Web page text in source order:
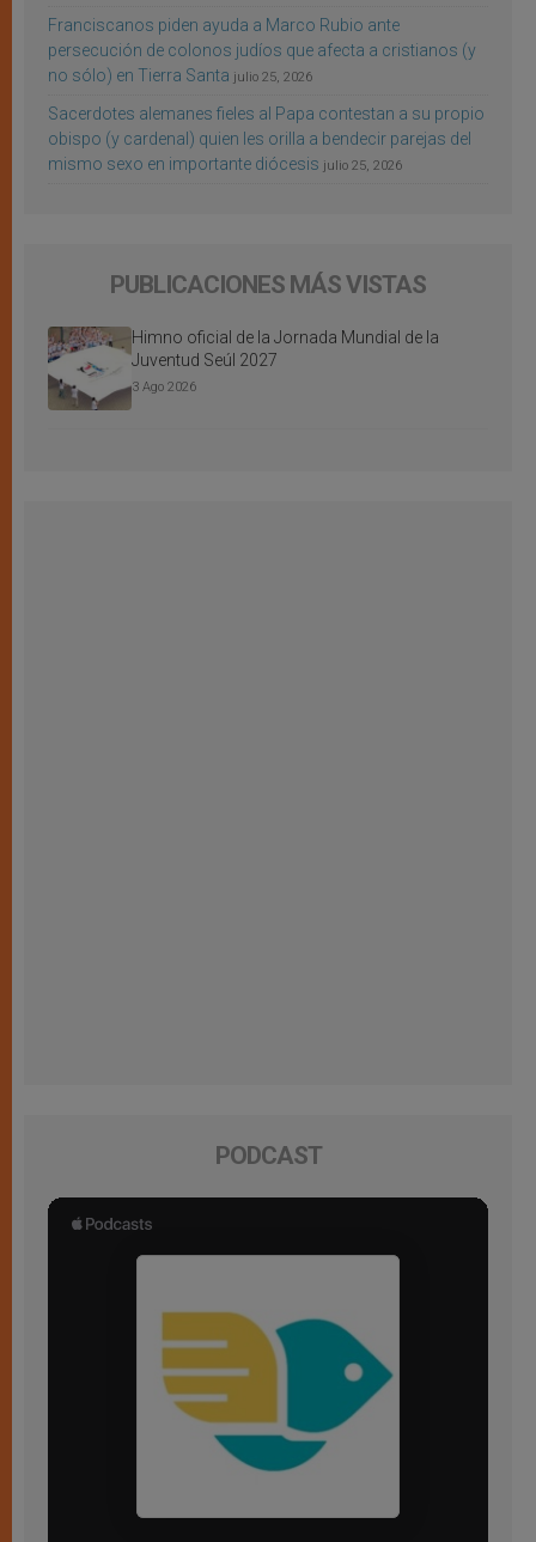
Franciscanos piden ayuda a Marco Rubio ante
persecución de colonos judíos que afecta a cristianos (y
no sólo) en Tierra Santa julio 25, 2026
Sacerdotes alemanes fieles al Papa contestan a su propio
obispo (y cardenal) quien les orilla a bendecir parejas del
mismo sexo en importante diócesis julio 25, 2026
PUBLICACIONES MÁS VISTAS
Himno oficial de la Jornada Mundial de la
Juventud Seúl 2027
3 Ago 2026
PODCAST